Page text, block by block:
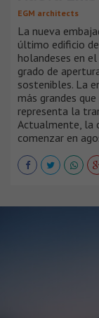
EGM architects
La nueva
último edificio
holandeses en
grado de
sostenibles. La
más grandes
representa la
Actualmente, la
comenzar en